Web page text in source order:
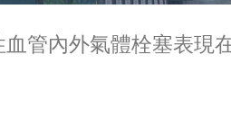
血管內外氣體栓塞表現